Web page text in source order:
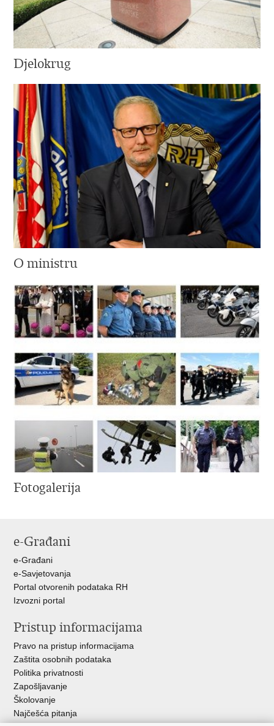
Djelokrug
O ministru
Fotogalerija
e-Građani
e-Građani
e-Savjetovanja
Portal otvorenih podataka RH
Izvozni portal
Pristup informacijama
Pravo na pristup informacijama
Zaštita osobnih podataka
Politika privatnosti
Zapošljavanje
Školovanje
Najčešća pitanja